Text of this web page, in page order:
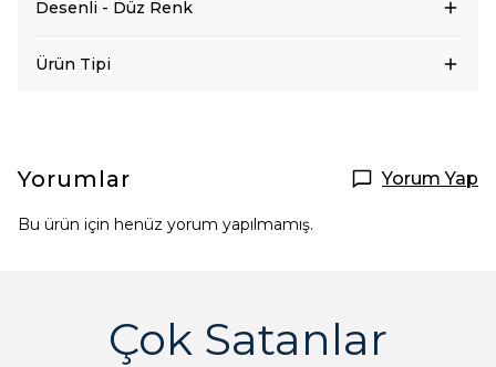
Desenli - Düz Renk
Ürün Tipi
Yorumlar Yorum Yap
Bu ürün için henüz yorum yapılmamış.
Çok Satanlar